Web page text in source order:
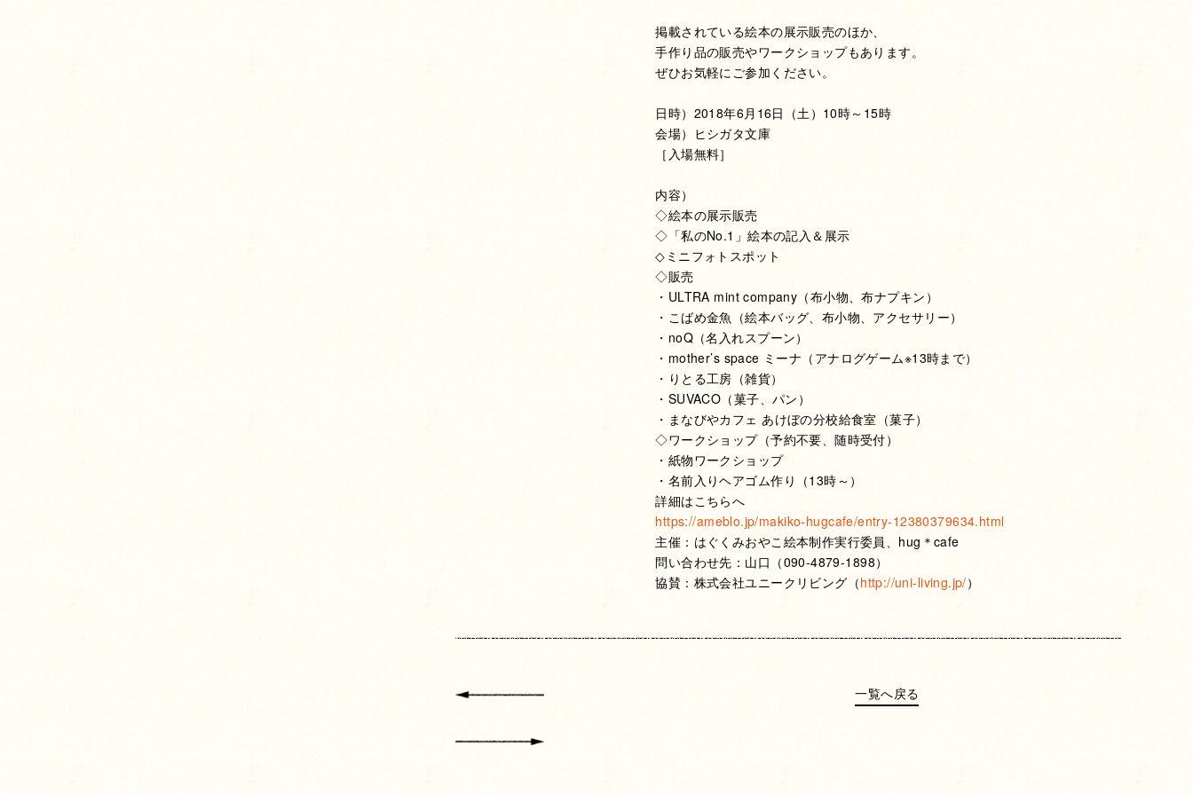
掲載されている絵本の展示販売のほか、
手作り品の販売やワークショップもあります。
ぜひお気軽にご参加ください。
日時）2018年6月16日（土）10時～15時
会場）ヒシガタ文庫
［入場無料］
内容）
◇絵本の展示販売
◇「私のNo.1」絵本の記入＆展示
◇ミニフォトスポット
◇販売
・ULTRA mint company（布小物、布ナプキン）
・こばめ金魚（絵本バッグ、布小物、アクセサリー）
・noQ（名入れスプーン）
・mother’s space ミーナ（アナログゲーム※13時まで）
・りとる工房（雑貨）
・SUVACO（菓子、パン）
・まなびやカフェ あけぼの分校給食室（菓子）
◇ワークショップ（予約不要、随時受付）
・紙物ワークショップ
・名前入りヘアゴム作り（13時～）
詳細はこちらへ
https://ameblo.jp/makiko-hugcafe/entry-12380379634.html
主催：はぐくみおやこ絵本制作実行委員、hug＊cafe
問い合わせ先：山口（090-4879-1898）
協賛：株式会社ユニークリビング（http://uni-living.jp/）
一覧へ戻る